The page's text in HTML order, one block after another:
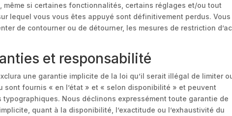
même si certaines fonctionnalités, certains réglages et/ou tout
lequel vous vous êtes appuyé sont définitivement perdus. Vous
de contourner ou de détourner, les mesures de restriction
et responsabilité
une garantie implicite de la loi qu’il serait illégal de limiter
sont fournis « en l’état » et « selon disponibilité » et peuvent
Nous déclinons expressément toute garantie de
quant à la disponibilité, l’exactitude ou l’exhaustivité du